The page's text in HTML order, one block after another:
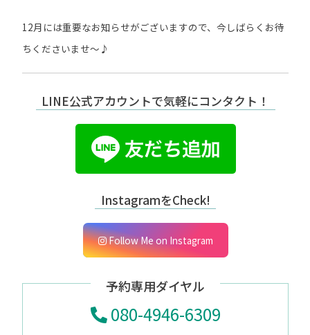
12月には重要なお知らせがございますので、今しばらくお待
ちくださいませ～♪
LINE公式アカウントで気軽にコンタクト！
InstagramをCheck!
Follow Me on Instagram
予約専用ダイヤル
080-4946-6309